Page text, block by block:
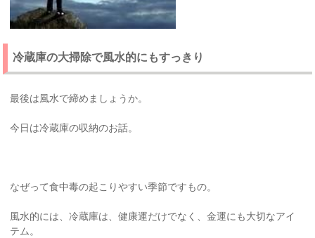
冷蔵庫の大掃除で風水的にもすっきり
最後は風水で締めましょうか。
今日は冷蔵庫の収納のお話。
なぜって食中毒の起こりやすい季節ですもの。
風水的には、冷蔵庫は、健康運だけでなく、金運にも大切なアイ
テム。